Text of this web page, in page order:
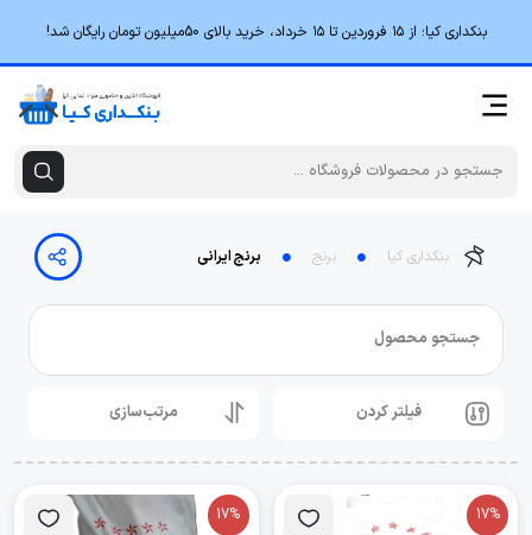
بنکداری کیا؛ از ۱۵ فروردین تا ۱۵ خرداد، خرید بالای 50میلیون تومان رایگان شد!
بنکداری کیا برنج برنج ایرانی
جستجو محصول
فیلتر کردن مرتب‌سازی
17%
17%